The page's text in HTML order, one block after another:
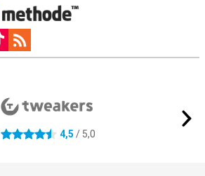
4.5 sterren 4,5 / 5,0